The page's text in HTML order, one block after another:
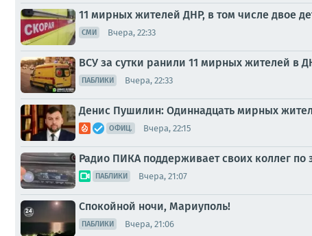
11 мирных жителей ДНР, в том числе двое
СМИ Вчера, 22:33
ВСУ за сутки ранили 11 мирных жителей в
ПАБЛИКИ Вчера, 22:33
Денис Пушилин: Одиннадцать мирных
ОФИЦ. Вчера, 22:15
Радио ПИКА поддерживает своих коллег
ПАБЛИКИ Вчера, 21:07
Спокойной ночи, Мариуполь!
ПАБЛИКИ Вчера, 21:06